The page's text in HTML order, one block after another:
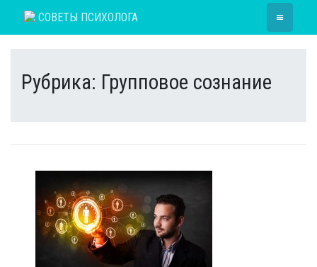
СОВЕТЫ ПСИХОЛОГА ≡
Рубрика: Групповое сознание